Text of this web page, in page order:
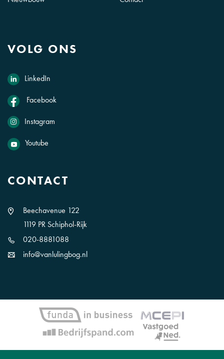
VOLG ONS
LinkedIn
Facebook
Instagram
Youtube
CONTACT
Beechavenue 122
1119 PR Schiphol-Rijk
020-8881088
info@vanlulingbog.nl